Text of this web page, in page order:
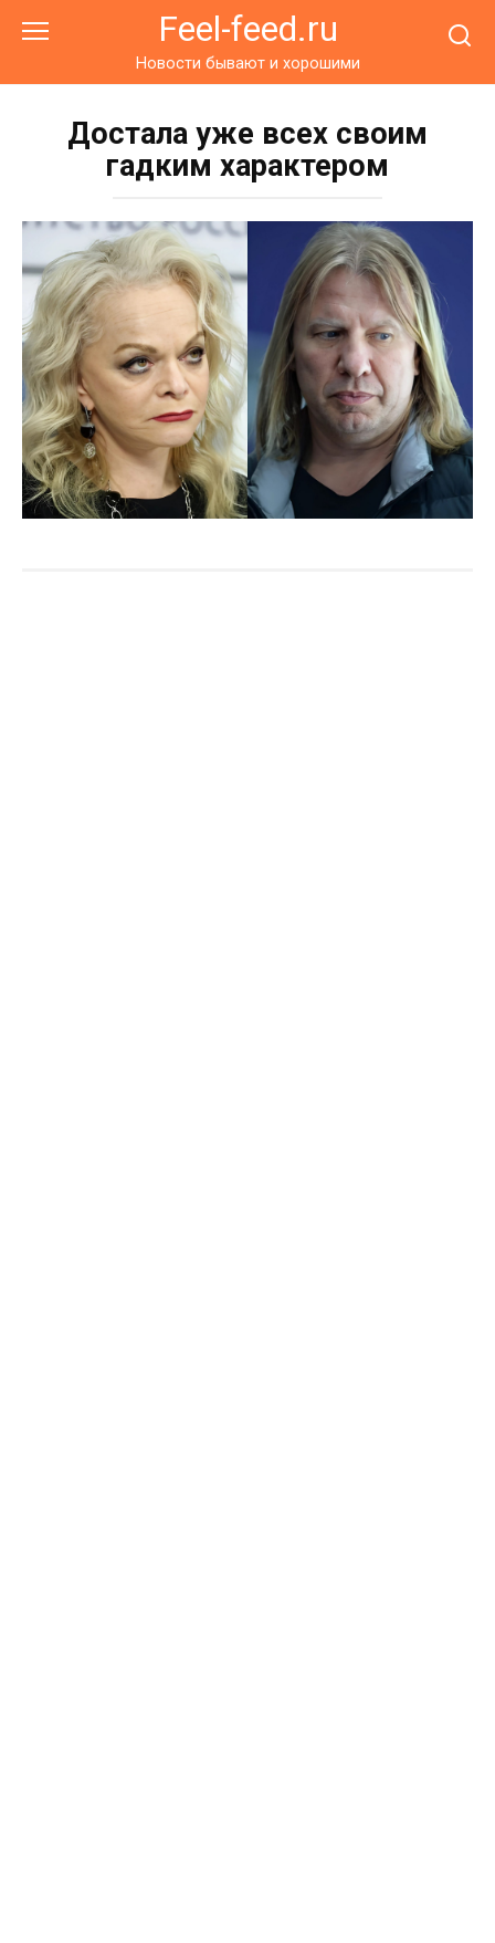
Feel-feed.ru
Новости бывают и хорошими
Достала уже всех своим
гадким характером